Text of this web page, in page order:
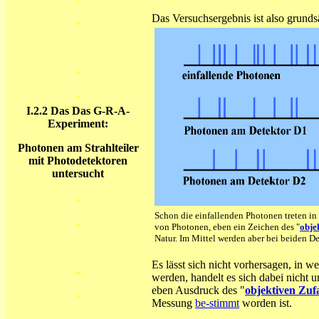
.
.
.
I.2.2 Das Das G-R-A-
Experiment:
Photonen am Strahlteiler
mit Photodetektoren
untersucht
.
.
..
.
Das Versuchsergebnis ist also
Schon die einfallenden Photonen treten
von Photonen, eben ein Zeichen des "
Natur. Im Mittel werden aber bei beiden
Es lässt sich nicht vorhersagen, in
werden, handelt es sich dabei nicht
eben Ausdruck des "objektiven
Messung be-stimmt worden ist.